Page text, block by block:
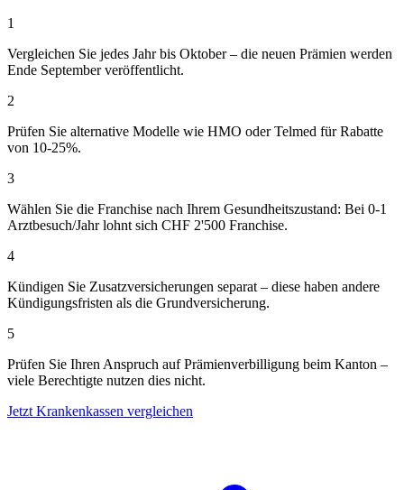
1
Vergleichen Sie jedes Jahr bis Oktober – die neuen Prämien werden
Ende September veröffentlicht.
2
Prüfen Sie alternative Modelle wie HMO oder Telmed für Rabatte
von 10-25%.
3
Wählen Sie die Franchise nach Ihrem Gesundheitszustand: Bei 0-1
Arztbesuch/Jahr lohnt sich CHF 2'500 Franchise.
4
Kündigen Sie Zusatzversicherungen separat – diese haben andere
Kündigungsfristen als die Grundversicherung.
5
Prüfen Sie Ihren Anspruch auf Prämienverbilligung beim Kanton –
viele Berechtigte nutzen dies nicht.
Jetzt Krankenkassen vergleichen